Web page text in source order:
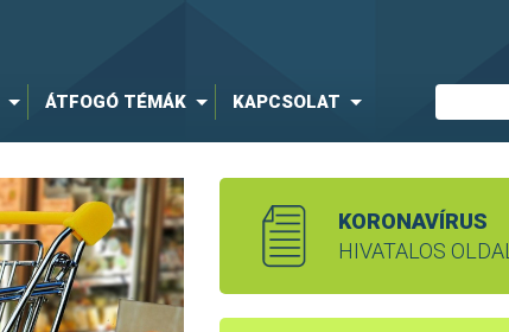
ÁTFOGÓ TÉMÁK KAPCSOLAT
KORONAVÍRUS
HIVATALOS OLDAL